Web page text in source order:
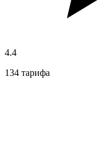
4.4
134 тарифа